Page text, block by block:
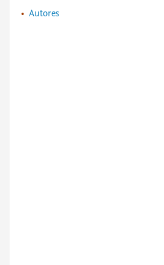
Autores